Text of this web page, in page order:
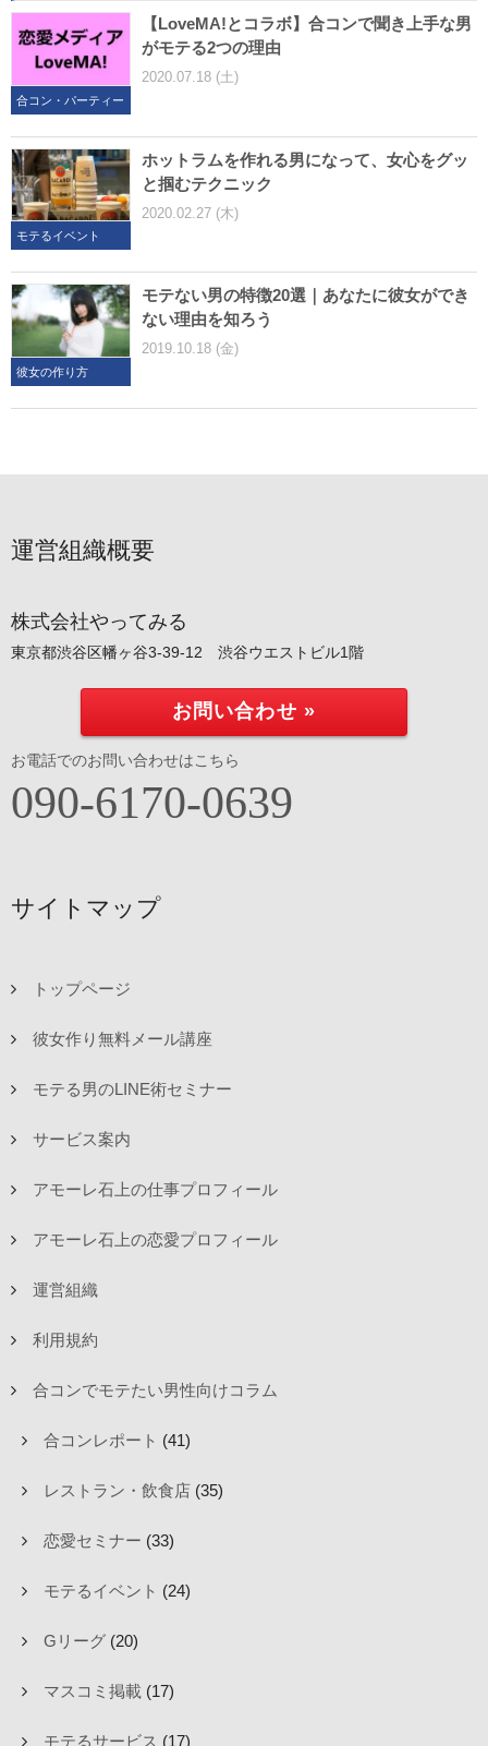
合コン・パーティー
【LoveMA!とコラボ】合コンで聞き上手な男
がモテる2つの理由
2020.07.18 (土)
モテるイベント
ホットラムを作れる男になって、女心をグッ
と掴むテクニック
2020.02.27 (木)
彼女の作り方
モテない男の特徴20選｜あなたに彼女ができ
ない理由を知ろう
2019.10.18 (金)
運営組織概要
株式会社やってみる
東京都渋谷区幡ヶ谷3-39-12 渋谷ウエストビル1階
お問い合わせ »
お電話でのお問い合わせはこちら
090-6170-0639
サイトマップ
トップページ
彼女作り無料メール講座
モテる男のLINE術セミナー
サービス案内
アモーレ石上の仕事プロフィール
アモーレ石上の恋愛プロフィール
運営組織
利用規約
合コンでモテたい男性向けコラム
合コンレポート (41)
レストラン・飲食店 (35)
恋愛セミナー (33)
モテるイベント (24)
Gリーグ (20)
マスコミ掲載 (17)
モテるサービス (17)